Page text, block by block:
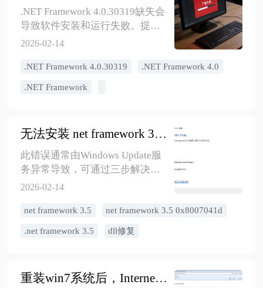
Chrome，现代浏览器兼容性更
好。预防措施：重装后立即配置
公共DNS、安装网卡驱动、运行
器、配置安全软件。
.NET Framework 4.0.30319缺失会
导致软件安装和运行失败。提供
三种安装方法：微软官方下载
立安装包，按向导完成安装后重
启；Windows系统自带功能启用，
务自动安装；使用金舟
DirectX·DLL一键修复工具自动检
测并一键修复所有缺失的运行库
版本。验证安装成功可通过控制
面板查看程序列表或注册表检查
Windows 10/11仍需安装4.0版本以
存。安装后重启电脑，若问题仍
2026-02-14
​.NET Framework 4.0.30319 ​.NET Framework 4.0
​.NET Framework
无法安装 net framework 3.5 0x8007041d解决办法
此错误通常由Windows Update服
务异常导致，可通过三步解决：
首先通过gpedit.msc启用"指定可
其次在services.msc中将Windows
Update服务启动类型设为自动并
境，有效解决0x8007041D错误问
2026-02-14
net framework 3.5 net framework 3.5 0x8007041d
.net framework 3.5 dll修复
重装win7系统后，Internet Explorer浏览器提示“无法显示该网页”